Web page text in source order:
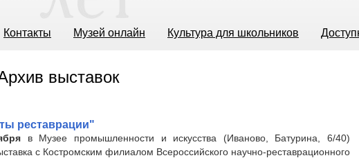
Контакты Музей онлайн Культура для школьников
выставок
реставрации"
в Музее промышленности и искусства (Иваново, Батурина, 6/40)
с Костромским филиалом Всероссийского научно-реставрационного